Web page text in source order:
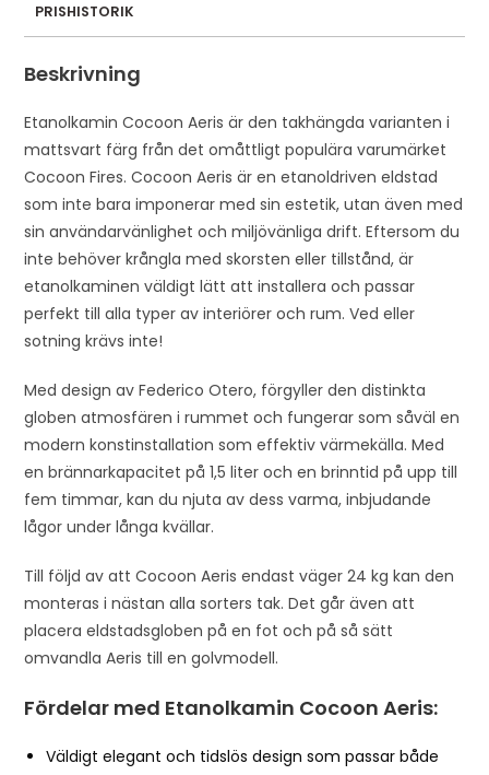
PRISHISTORIK
Beskrivning
Etanolkamin Cocoon Aeris är den takhängda varianten i
mattsvart färg från det omåttligt populära varumärket
Cocoon Fires. Cocoon Aeris är en etanoldriven eldstad
som inte bara imponerar med sin estetik, utan även med
sin användarvänlighet och miljövänliga drift. Eftersom du
inte behöver krångla med skorsten eller tillstånd, är
etanolkaminen väldigt lätt att installera och passar
perfekt till alla typer av interiörer och rum. Ved eller
sotning krävs inte!
Med design av Federico Otero, förgyller den distinkta
globen atmosfären i rummet och fungerar som såväl en
modern konstinstallation som effektiv värmekälla. Med
en brännarkapacitet på 1,5 liter och en brinntid på upp till
fem timmar, kan du njuta av dess varma, inbjudande
lågor under långa kvällar.
Till följd av att Cocoon Aeris endast väger 24 kg kan den
monteras i nästan alla sorters tak. Det går även att
placera eldstadsgloben på en fot och på så sätt
omvandla Aeris till en golvmodell.
Fördelar med Etanolkamin Cocoon Aeris:
Väldigt elegant och tidslös design som passar både